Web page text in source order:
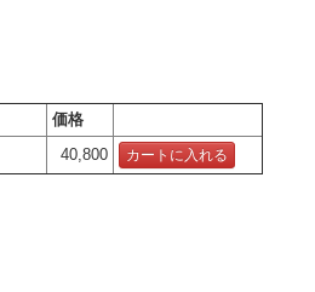
価格
40,800 カートに入れる